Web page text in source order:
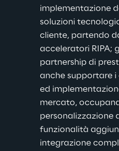
implementazione
soluzioni
cliente, partendo
acceleratori RIPA;
partnership di
anche supportare
ed
mercato,
personalizzazione
funzionalità
integrazione